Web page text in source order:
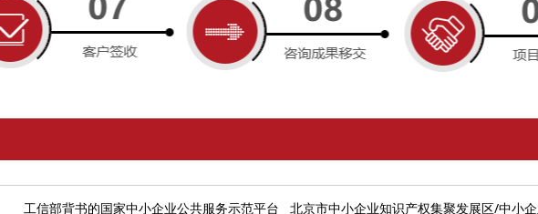
工信部背书的国家中小企业公共服务示范平台 北京市中小企业知识产权集聚发展区/中小